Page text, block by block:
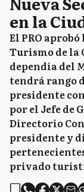
en la
El PRO
Turismo de la
dependía del
tendrá rango
presidente
por el Jefe de
Directorio
presidente y
privado